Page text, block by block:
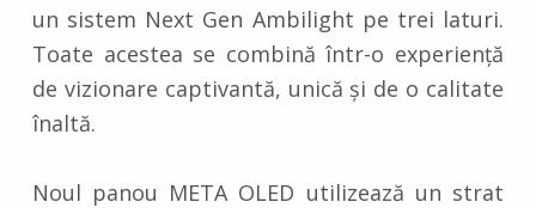
un sistem Next Gen Ambilight pe trei laturi.
Toate acestea se combină într-o experiență
de vizionare captivantă, unică și de o calitate
înaltă.
Noul panou META OLED utilizează un strat